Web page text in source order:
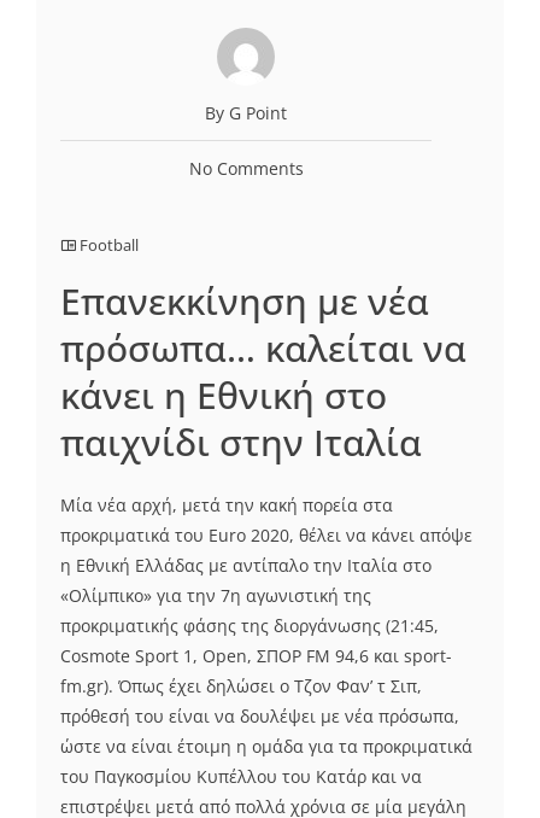
By G Point
No Comments
Football
Επανεκκίνηση με νέα
πρόσωπα… καλείται να
κάνει η Εθνική στο
παιχνίδι στην Ιταλία
Μία νέα αρχή, μετά την κακή πορεία στα
προκριματικά του Euro 2020, θέλει να κάνει απόψε
η Εθνική Ελλάδας με αντίπαλο την Ιταλία στο
«Ολίμπικο» για την 7η αγωνιστική της
προκριματικής φάσης της διοργάνωσης (21:45,
Cosmote Sport 1, Open, ΣΠΟΡ FM 94,6 και sport-
fm.gr). Όπως έχει δηλώσει ο Τζον Φαν’ τ Σιπ,
πρόθεσή του είναι να δουλέψει με νέα πρόσωπα,
ώστε να είναι έτοιμη η ομάδα για τα προκριματικά
του Παγκοσμίου Κυπέλλου του Κατάρ και να
επιστρέψει μετά από πολλά χρόνια σε μία μεγάλη